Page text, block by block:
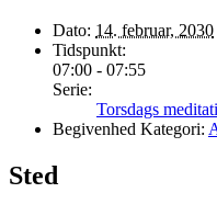
Dato: 14. februar, 2030
Tidspunkt:
07:00 - 07:55
Serie:
Torsdags
Begivenhed Kategori:
Sted